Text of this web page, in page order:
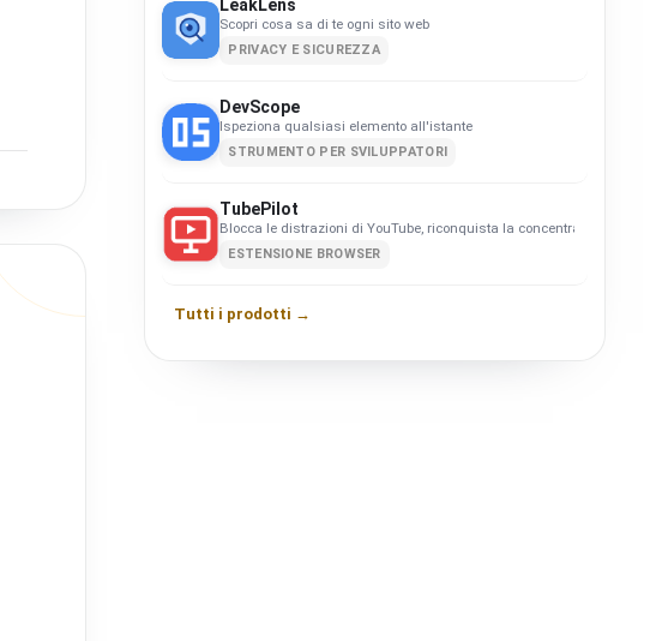
LeakLens
Scopri cosa sa di te ogni sito web
PRIVACY E SICUREZZA
DevScope
Ispeziona qualsiasi elemento all'istante
STRUMENTO PER SVILUPPATORI
TubePilot
Blocca le distrazioni di YouTube, riconquista la concentrazione
ESTENSIONE BROWSER
Tutti i prodotti →